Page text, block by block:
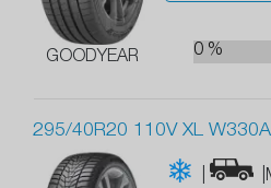
GOODYEAR 0 %
295/40R20 110V XL
|